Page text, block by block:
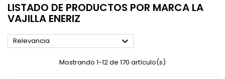
LISTADO DE PRODUCTOS POR MARCA LA
VAJILLA ENERIZ
Relevancia 
Mostrando 1-12 de 170 artículo(s)